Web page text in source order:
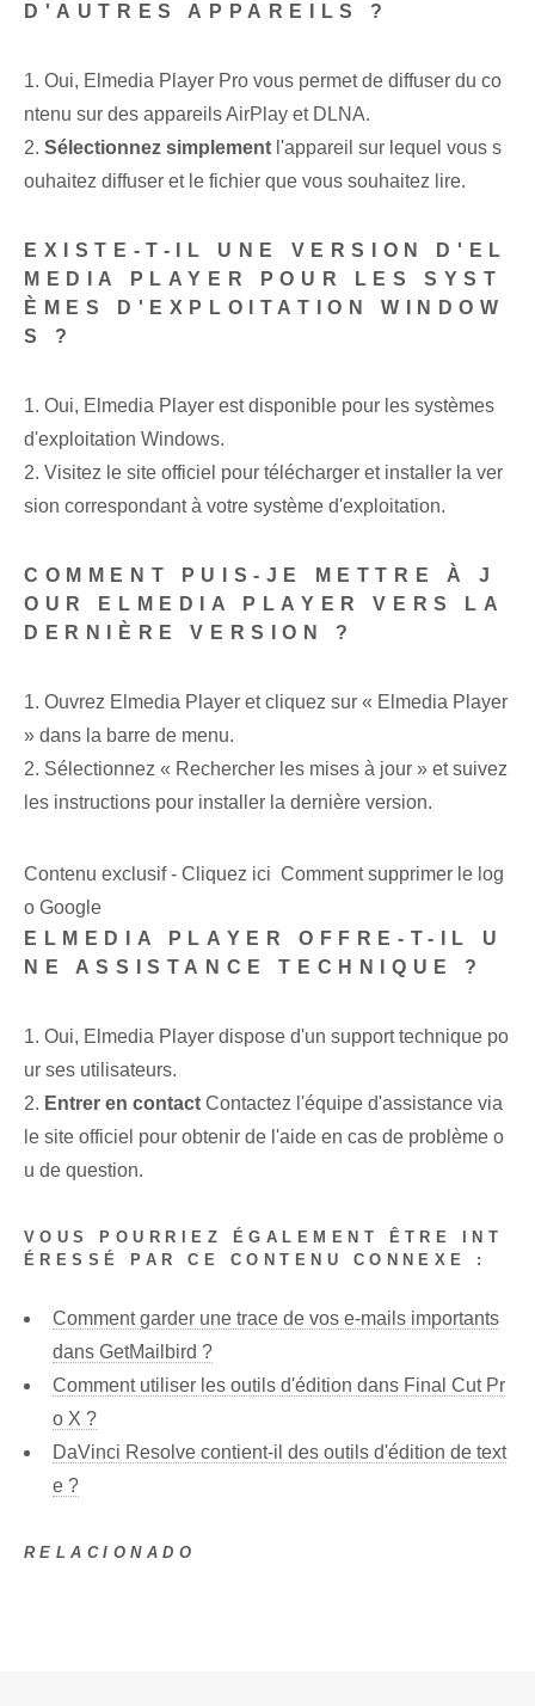
D'AUTRES APPAREILS ?
1. Oui, Elmedia Player Pro vous permet de diffuser du co
ntenu sur des appareils AirPlay et DLNA.
2. Sélectionnez simplement l'appareil sur lequel vous s
ouhaitez diffuser et le fichier que vous souhaitez lire.
EXISTE-T-IL UNE VERSION D'EL
MEDIA PLAYER POUR LES SYST
ÈMES D'EXPLOITATION WINDOW
S ?
1. Oui, Elmedia Player est disponible pour les systèmes
d'exploitation Windows.
2. Visitez le site officiel pour télécharger et installer la ver
sion correspondant à votre système d'exploitation.
COMMENT PUIS-JE METTRE À J
OUR ELMEDIA PLAYER VERS LA
DERNIÈRE VERSION ?
1. Ouvrez Elmedia Player et cliquez sur « Elmedia Player
» dans la barre de menu.
2. Sélectionnez « Rechercher les mises à jour » et suivez
les instructions pour installer la dernière version.
Contenu exclusif - Cliquez ici Comment supprimer le log
o Google
ELMEDIA PLAYER OFFRE-T-IL U
NE ASSISTANCE TECHNIQUE ?
1. Oui, Elmedia Player dispose d'un support technique po
ur ses utilisateurs.
2. Entrer en contact Contactez l'équipe d'assistance via
le site officiel pour obtenir de l'aide en cas de problème o
u de question.
VOUS POURRIEZ ÉGALEMENT ÊTRE INT
ÉRESSÉ PAR CE CONTENU CONNEXE :
Comment garder une trace de vos e-mails importants
dans GetMailbird ?
Comment utiliser les outils d'édition dans Final Cut Pr
o X ?
DaVinci Resolve contient-il des outils d'édition de text
e ?
RELACIONADO